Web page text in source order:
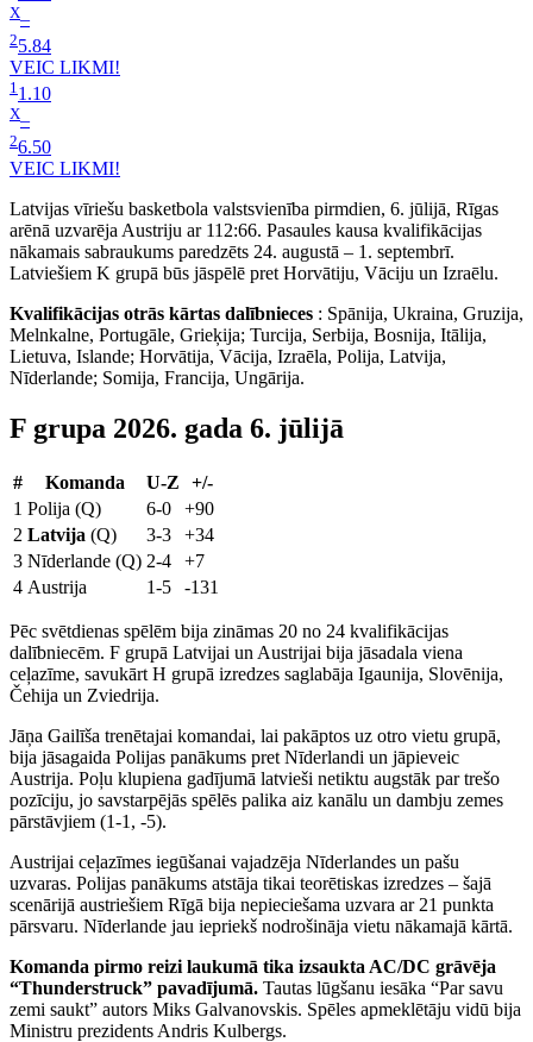
X–
25.84
VEIC LIKMI!
1 1.10
X–
26.50
VEIC LIKMI!
Latvijas vīriešu basketbola valstsvienība pirmdien, 6. jūlijā, Rīgas
arēnā uzvarēja Austriju ar 112:66. Pasaules kausa kvalifikācijas
nākamais sabraukums paredzēts 24. augustā – 1. septembrī.
Latviešiem K grupā būs jāspēlē pret Horvātiju, Vāciju un Izraēlu.
Kvalifikācijas otrās kārtas dalībnieces : Spānija, Ukraina, Gruzija,
Melnkalne, Portugāle, Grieķija; Turcija, Serbija, Bosnija, Itālija,
Lietuva, Islande; Horvātija, Vācija, Izraēla, Polija, Latvija,
Nīderlande; Somija, Francija, Ungārija.
F grupa 2026. gada 6. jūlijā
# Komanda U-Z
+/-
1 Polija (Q) 6-0
+90
2 Latvija (Q) 3-3
+34
3 Nīderlande (Q) 2-4
+7
4 Austrija 1-5 -131
Pēc svētdienas spēlēm bija zināmas 20 no 24 kvalifikācijas
dalībniecēm. F grupā Latvijai un Austrijai bija jāsadala viena
ceļazīme, savukārt H grupā izredzes saglabāja Igaunija, Slovēnija,
Čehija un Zviedrija.
Jāņa Gailīša trenētajai komandai, lai pakāptos uz otro vietu grupā,
bija jāsagaida Polijas panākums pret Nīderlandi un jāpieveic
Austrija. Poļu klupiena gadījumā latvieši netiktu augstāk par trešo
pozīciju, jo savstarpējās spēlēs palika aiz kanālu un dambju zemes
pārstāvjiem (1-1, -5).
Austrijai ceļazīmes iegūšanai vajadzēja Nīderlandes un pašu
uzvaras. Polijas panākums atstāja tikai teorētiskas izredzes – šajā
scenārijā austriešiem Rīgā bija nepieciešama uzvara ar 21 punkta
pārsvaru. Nīderlande jau iepriekš nodrošināja vietu nākamajā kārtā.
Komanda pirmo reizi laukumā tika izsaukta AC/DC grāvēja
“Thunderstruck” pavadījumā. Tautas lūgšanu iesāka “Par savu
zemi saukt” autors Miks Galvanovskis. Spēles apmeklētāju vidū bija
Ministru prezidents Andris Kulbergs.